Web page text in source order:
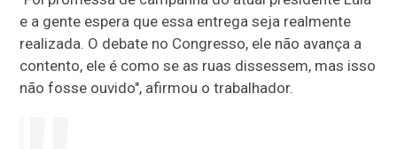
e a gente espera que essa entrega seja realmente
realizada. O debate no Congresso, ele não avança a
contento, ele é como se as ruas dissessem, mas isso
não fosse ouvido", afirmou o trabalhador.